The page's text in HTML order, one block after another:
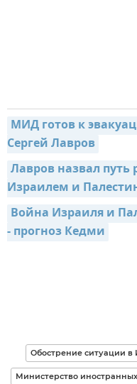
МИД готов к
Сергей Лавров
Лавров назвал
Израилем и
Война Израиля и
- прогноз Кедми
Обострение ситуации в
Министерство